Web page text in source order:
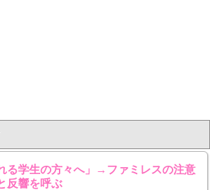
る学生の方々へ」→ファミレスの注意
反響を呼ぶ